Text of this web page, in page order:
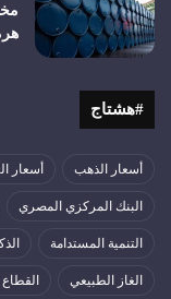
#هشتاج
أسعار الذهب أسعار
البنك المركزي المصري
التنمية المستدامة
الغاز الطبيعي